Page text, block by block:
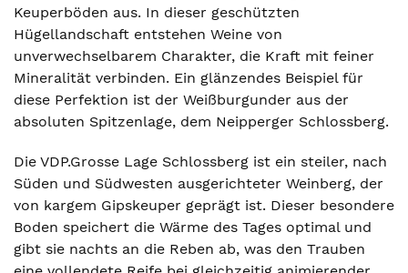
Keuperböden aus. In dieser geschützten
Hügellandschaft entstehen Weine von
unverwechselbarem Charakter, die Kraft mit feiner
Mineralität verbinden. Ein glänzendes Beispiel für
diese Perfektion ist der Weißburgunder aus der
absoluten Spitzenlage, dem Neipperger Schlossberg.
Die VDP.Grosse Lage Schlossberg ist ein steiler, nach
Süden und Südwesten ausgerichteter Weinberg, der
von kargem Gipskeuper geprägt ist. Dieser besondere
Boden speichert die Wärme des Tages optimal und
gibt sie nachts an die Reben ab, was den Trauben